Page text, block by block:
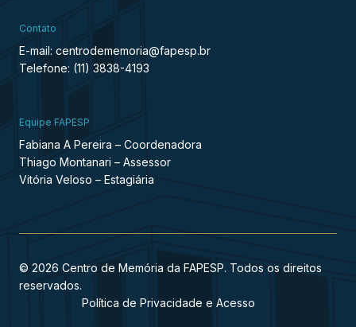
Contato
E-mail: centrodememoria@fapesp.br
Telefone: (11) 3838-4193
Equipe FAPESP
Fabiana A Pereira – Coordenadora
Thiago Montanari – Assessor
Vitória Veloso – Estagiária
© 2026 Centro de Memória da FAPESP. Todos os direitos
reservados.
Política de Privacidade e Acesso